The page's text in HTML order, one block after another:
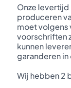
Onze
produceren
moet volgens
voorschriften
kunnen
garanderen in
Wij hebben 2